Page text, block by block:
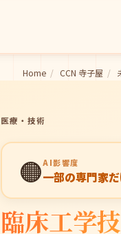
Home / CCN 寺子屋 /
医療・技術
🟠AI影響度
一部の専門家
臨床工学